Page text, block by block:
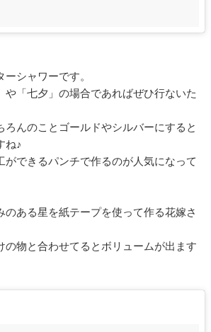
シャワーです。
や「七夕」の場合であればぜひ行ないた
ろんのことゴールドやシルバーにすると
ね♪
ができるパンチで作るのが人気になって
のある星を紙テープを使って作る花嫁さ
の物と合わせてるとボリュームが出ます